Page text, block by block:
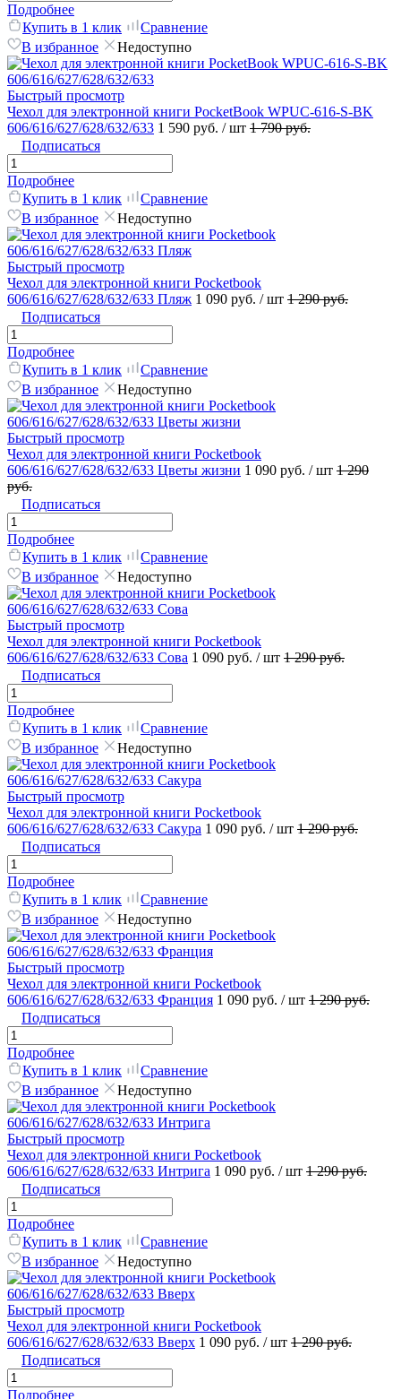
Подробнее
Купить в 1 клик
Сравнение
В избранное
Недоступно
Быстрый просмотр
Чехол для электронной книги PocketBook WPUC-616-S-BK
606/616/627/628/632/633 1 590 руб. / шт 1 790 руб.
Подписаться
Подробнее
Купить в 1 клик
Сравнение
В избранное
Недоступно
Быстрый просмотр
Чехол для электронной книги Pocketbook
606/616/627/628/632/633 Пляж 1 090 руб. / шт 1 290 руб.
Подписаться
Подробнее
Купить в 1 клик
Сравнение
В избранное
Недоступно
Быстрый просмотр
Чехол для электронной книги Pocketbook
606/616/627/628/632/633 Цветы жизни 1 090 руб. / шт 1 290
руб.
Подписаться
Подробнее
Купить в 1 клик
Сравнение
В избранное
Недоступно
Быстрый просмотр
Чехол для электронной книги Pocketbook
606/616/627/628/632/633 Сова 1 090 руб. / шт 1 290 руб.
Подписаться
Подробнее
Купить в 1 клик
Сравнение
В избранное
Недоступно
Быстрый просмотр
Чехол для электронной книги Pocketbook
606/616/627/628/632/633 Сакура 1 090 руб. / шт 1 290 руб.
Подписаться
Подробнее
Купить в 1 клик
Сравнение
В избранное
Недоступно
Быстрый просмотр
Чехол для электронной книги Pocketbook
606/616/627/628/632/633 Франция 1 090 руб. / шт 1 290 руб.
Подписаться
Подробнее
Купить в 1 клик
Сравнение
В избранное
Недоступно
Быстрый просмотр
Чехол для электронной книги Pocketbook
606/616/627/628/632/633 Интрига 1 090 руб. / шт 1 290 руб.
Подписаться
Подробнее
Купить в 1 клик
Сравнение
В избранное
Недоступно
Быстрый просмотр
Чехол для электронной книги Pocketbook
606/616/627/628/632/633 Вверх 1 090 руб. / шт 1 290 руб.
Подписаться
Подробнее